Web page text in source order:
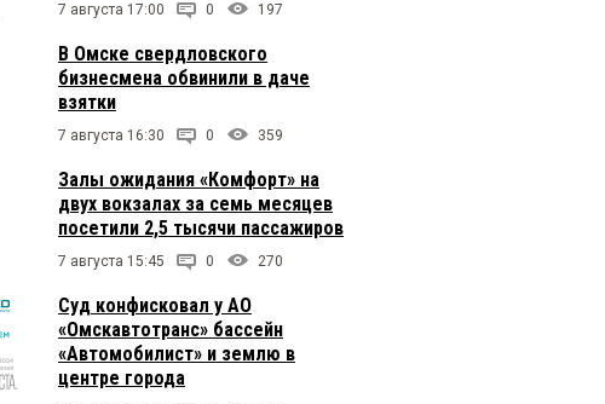
7 августа 17:00 0 197
В Омске свердловского
бизнесмена обвинили в даче
взятки
7 августа 16:30 0 359
Залы ожидания «Комфорт» на
двух вокзалах за семь месяцев
посетили 2,5 тысячи пассажиров
7 августа 15:45 0 270
Суд конфисковал у АО
«Омскавтотранс» бассейн
«Автомобилист» и землю в
центре города